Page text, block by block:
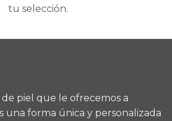
tu selección.
piel que le ofrecemos a
una forma única y personalizada